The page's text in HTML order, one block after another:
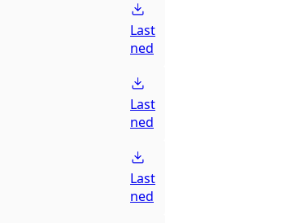
Last
ned
Last
ned
Last
ned